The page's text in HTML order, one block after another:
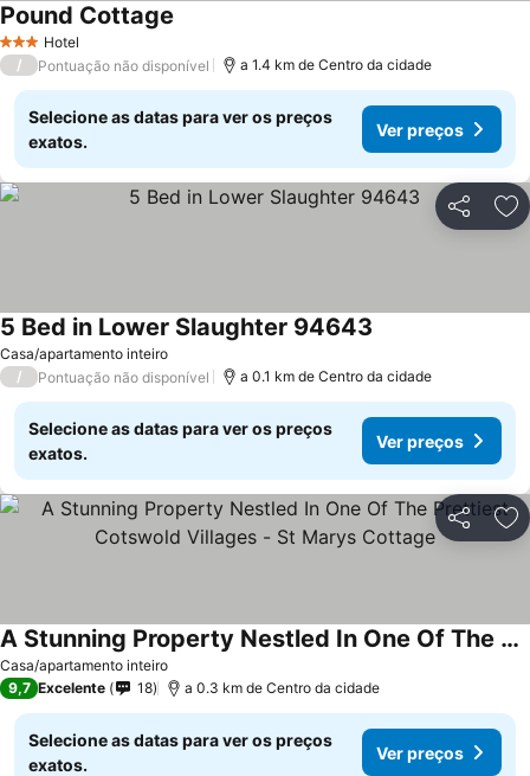
3 EstrelasHotel
Pound Cottage
/ Pontuação não disponível a 1.4 km de Centro da cidade
Selecione as datas para ver os preços
exatos.
Ver preços
Partilhar
Casa/apartamento inteiro
5 Bed in Lower Slaughter 94643
/ Pontuação não disponível a 0.1 km de Centro da cidade
Selecione as datas para ver os preços
exatos.
Ver preços
Partilhar
Casa/apartamento inteiro
A Stunning Property Nestled In One Of The Prettiest Cotswold Villages - St Marys Cottage
Ver preços
9,7 Excelente 18 a 0.3 km de Centro da cidade
Selecione as datas para ver os preços
exatos.
Ver preços